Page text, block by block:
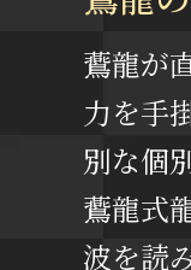
鷰龍が
力を手
別な個
鷰龍式
波を読